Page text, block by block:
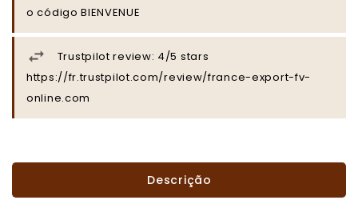
o código BIENVENUE
Trustpilot review: 4/5 stars
https://fr.trustpilot.com/review/france-export-fv-
online.com
Descrição